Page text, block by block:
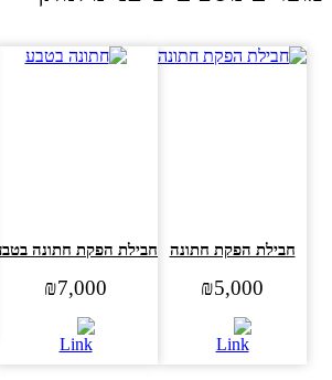
חבילת הפקת חתונה
₪5,000
חבילת הפקת חתונה בטבע
₪7,000